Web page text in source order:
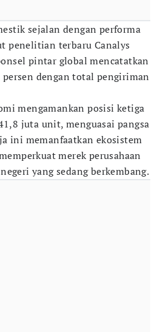
sejalan dengan performa
penelitian terbaru Canalys
pintar global mencatatkan
dengan total pengiriman
mengamankan posisi ketiga
juta unit, menguasai pangsa
ini memanfaatkan ekosistem
merek perusahaan
yang sedang berkembang.